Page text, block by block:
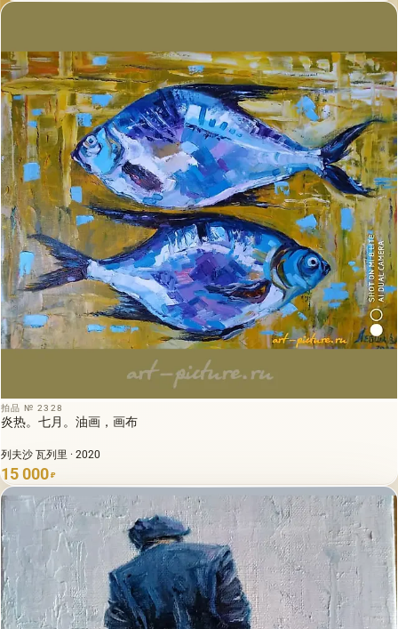
拍品 № 2328
炎热。七月。油画，画布
列夫沙 瓦列里 · 2020
15 000 ₽